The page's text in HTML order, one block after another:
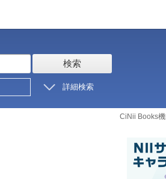
検索
詳細検索
CiNii Books